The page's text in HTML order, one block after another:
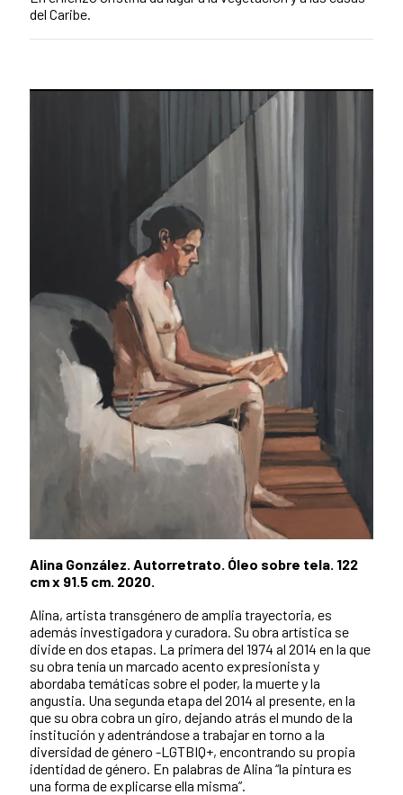
del Caribe.
Alina González. Autorretrato. Óleo sobre tela. 122
cm x 91.5 cm. 2020.
Alina, artista transgénero de amplia trayectoria, es
además investigadora y curadora. Su obra artística se
divide en dos etapas. La primera del 1974 al 2014 en la que
su obra tenía un marcado acento expresionista y
abordaba temáticas sobre el poder, la muerte y la
angustia. Una segunda etapa del 2014 al presente, en la
que su obra cobra un giro, dejando atrás el mundo de la
institución y adentrándose a trabajar en torno a la
diversidad de género -LGTBIQ+, encontrando su propia
identidad de género. En palabras de Alina “la pintura es
una forma de explicarse ella misma”.